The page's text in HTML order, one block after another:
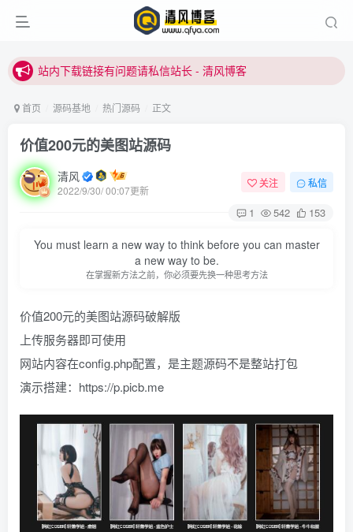
站内下载链接有问题请私信站长 - 清风博客
站内下载链接有问题请私信站长 - 清风博客
首页 源码基地 热门源码 正文
价值200元的美图站源码
清风
2022/9/30/ 00:07更新
关注 私信
1 542 153
You must learn a new way to think before you can master
a new way to be.
在掌握新方法之前，你必须要先换一种思考方法
价值200元的美图站源码破解版
上传服务器即可使用
网站内容在config.php配置，是主题源码不是整站打包
演示搭建：https://p.picb.me
登录
没有账号？立即注册
用户名或邮箱
登录
社交账号登录
QQ登录
码云登录
百度登录